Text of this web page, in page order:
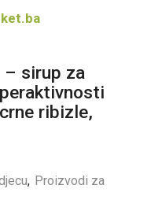
– sirup za
ribizle,
, Proizvodi za